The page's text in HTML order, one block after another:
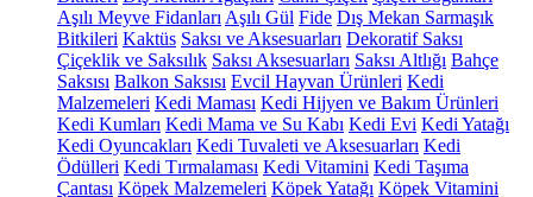
Aşılı Meyve Fidanları Aşılı Gül Fide Dış Mekan Sarmaşık
Bitkileri Kaktüs Saksı ve Aksesuarları Dekoratif Saksı
Çiçeklik ve Saksılık Saksı Aksesuarları Saksı Altlığı Bahçe
Saksısı Balkon Saksısı Evcil Hayvan Ürünleri Kedi
Malzemeleri Kedi Maması Kedi Hijyen ve Bakım Ürünleri
Kedi Kumları Kedi Mama ve Su Kabı Kedi Evi Kedi Yatağı
Kedi Oyuncakları Kedi Tuvaleti ve Aksesuarları Kedi
Ödülleri Kedi Tırmalaması Kedi Vitamini Kedi Taşıma
Çantası Köpek Malzemeleri Köpek Yatağı Köpek Vitamini